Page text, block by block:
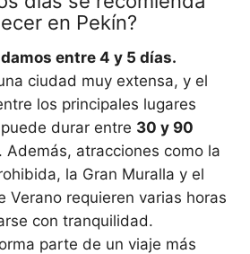
en Pekín?
entre 4 y 5 días.
ciudad muy extensa, y el
los principales lugares
durar entre 30 y 90
. Además, atracciones como la
la Gran Muralla y el
Verano requieren varias horas
con tranquilidad.
parte de un viaje más